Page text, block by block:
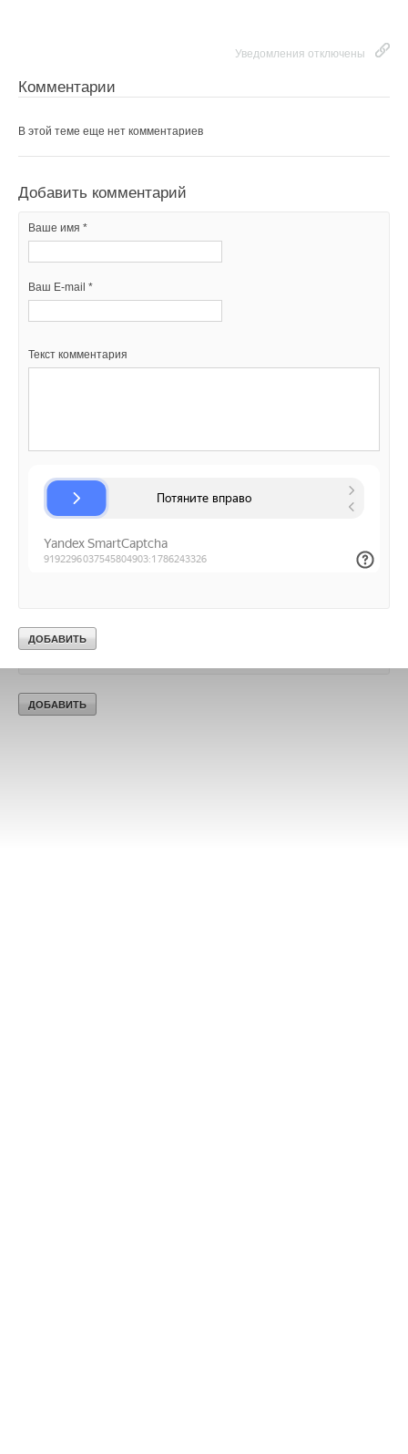
Уведомления отключены
Комментарии
В этой теме еще нет комментариев
Добавить комментарий
Ваше имя *
Ваш E-mail *
Текст комментария
оперативно контролировать работу всех структур. Таким
потребителем, создаются предпосылки для решения
энергоэффективности, поскольку невозможно научиться
Комментарии
В этой теме еще нет комментариев
Добавить комментарий
Текст комментария